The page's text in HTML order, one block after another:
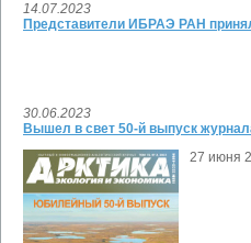
14.07.2023
Представители ИБРАЭ РАН
30.06.2023
Вышел в свет 50-й выпуск
27 июня